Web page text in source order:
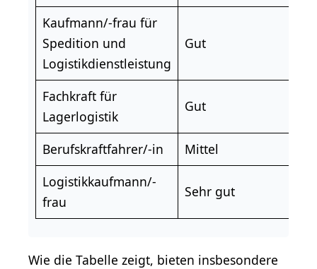
Kaufmann/-frau für
Spedition und
Logistikdienstleistung
Gut
Fachkraft für
Lagerlogistik
Gut
Berufskraftfahrer/-in Mittel
Logistikkaufmann/-
frau
Sehr gut
Wie die Tabelle zeigt, bieten insbesondere